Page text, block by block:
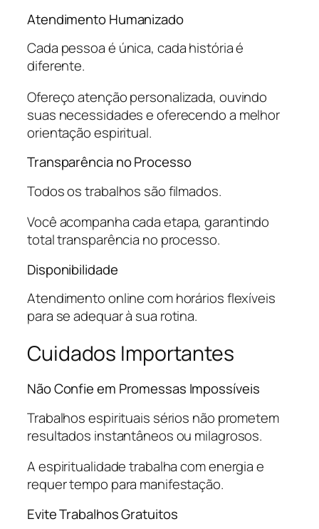
Atendimento Humanizado
Cada pessoa é única, cada história é
diferente.
Ofereço atenção personalizada, ouvindo
suas necessidades e oferecendo a melhor
orientação espiritual.
Transparência no Processo
Todos os trabalhos são filmados.
Você acompanha cada etapa, garantindo
total transparência no processo.
Disponibilidade
Atendimento online com horários flexíveis
para se adequar à sua rotina.
Cuidados Importantes
Não Confie em Promessas Impossíveis
Trabalhos espirituais sérios não prometem
resultados instantâneos ou milagrosos.
A espiritualidade trabalha com energia e
requer tempo para manifestação.
Evite Trabalhos Gratuitos